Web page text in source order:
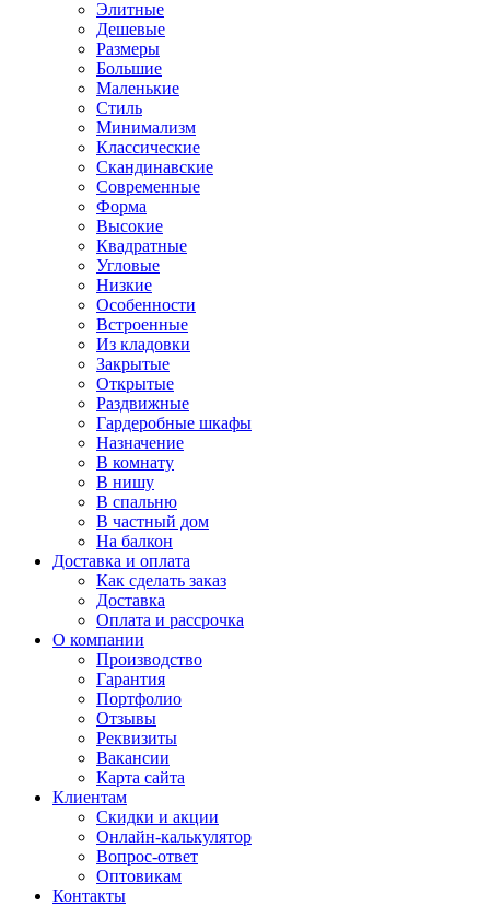
Элитные
Дешевые
Размеры
Большие
Маленькие
Стиль
Минимализм
Классические
Скандинавские
Современные
Форма
Высокие
Квадратные
Угловые
Низкие
Особенности
Встроенные
Из кладовки
Закрытые
Открытые
Раздвижные
Гардеробные шкафы
Назначение
В комнату
В нишу
В спальню
В частный дом
На балкон
Доставка и оплата
Как сделать заказ
Доставка
Оплата и рассрочка
О компании
Производство
Гарантия
Портфолио
Отзывы
Реквизиты
Вакансии
Карта сайта
Клиентам
Скидки и акции
Онлайн-калькулятор
Вопрос-ответ
Оптовикам
Контакты